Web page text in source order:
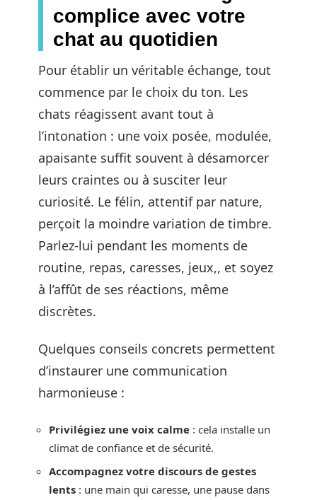
complice avec votre
chat au quotidien
Pour établir un véritable échange, tout
commence par le choix du ton. Les
chats réagissent avant tout à
l’intonation : une voix posée, modulée,
apaisante suffit souvent à désamorcer
leurs craintes ou à susciter leur
curiosité. Le félin, attentif par nature,
perçoit la moindre variation de timbre.
Parlez-lui pendant les moments de
routine, repas, caresses, jeux,, et soyez
à l’affût de ses réactions, même
discrètes.
Quelques conseils concrets permettent
d’instaurer une communication
harmonieuse :
Privilégiez une voix calme : cela installe un
climat de confiance et de sécurité.
Accompagnez votre discours de gestes
lents : une main qui caresse, une pause dans